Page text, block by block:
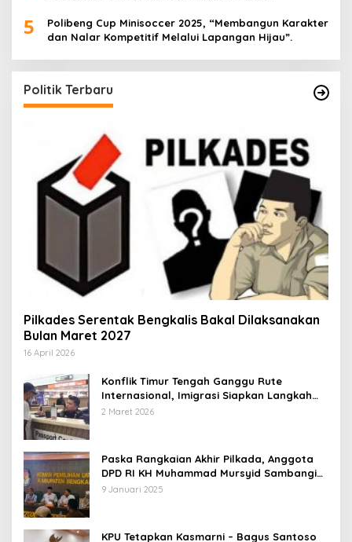
5
Polibeng Cup Minisoccer 2025, “Membangun Karakter
dan Nalar Kompetitif Melalui Lapangan Hijau”.
Politik Terbaru
Pilkades Serentak Bengkalis Bakal Dilaksanakan
Bulan Maret 2027
16 April 2026
Konflik Timur Tengah Ganggu Rute
Internasional, Imigrasi Siapkan Langkah
Antisipatif
2 Maret 2026
Paska Rangkaian Akhir Pilkada, Anggota
DPD RI KH Muhammad Mursyid Sambangi
KPU Bengkalis
9 Januari 2025
KPU Tetapkan Kasmarni – Bagus Santoso